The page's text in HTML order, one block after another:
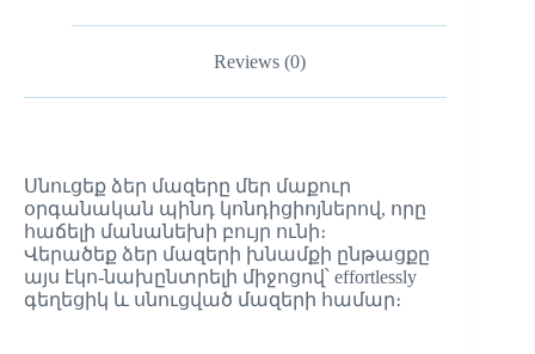
Reviews (0)
Սնուցեք ձեր մազերը մեր մաքուր
օրգանական պինդ կոնդիցիոյներով, որը
հաճելի մանանեխի բույր ունի։
Վերածեք ձեր մազերի խնամքի ընթացքը
այս էկո-նախընտրելի միջոցով՝ effortlessly
գեղեցիկ և սնուցված մազերի համար։